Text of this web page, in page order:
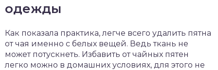
одежды
Как показала практика, легче всего удалить пятна
от чая именно с белых вещей. Ведь ткань не
может потускнеть. Избавить от чайных пятен
легко можно в домашних условиях, для этого не